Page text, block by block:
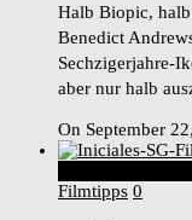
Halb Biopic,
Benedict
Sechzigerjahre-
aber nur halb
On September
Filmtipps 0